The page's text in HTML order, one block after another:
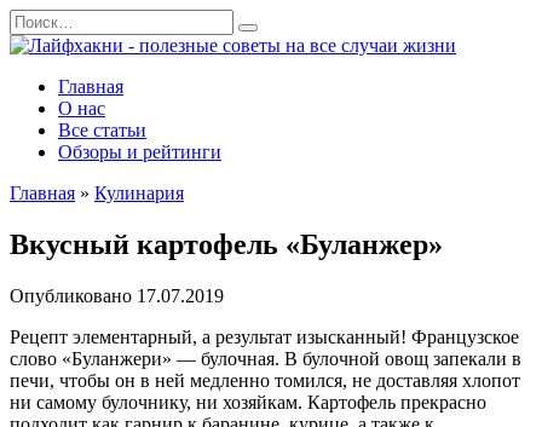
Перейти
к
содержанию
Search
for:
Главная
О нас
Все статьи
Обзоры и рейтинги
Главная » Кулинария
Вкусный картофель «Буланжер»
Опубликовано 17.07.2019
Рецепт элементарный, а результат изысканный! Французское
слово «Буланжери» — булочная. В булочной овощ запекали в
печи, чтобы он в ней медленно томился, не доставляя хлопот
ни самому булочнику, ни хозяйкам. Картофель прекрасно